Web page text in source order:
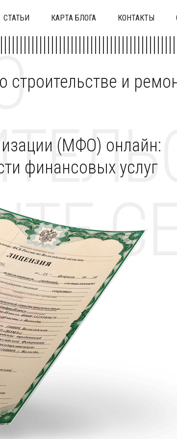
СТАТЬИ КАРТА БЛОГА КОНТАКТЫ
строительстве и
(МФО) онлайн:
финансовых услуг